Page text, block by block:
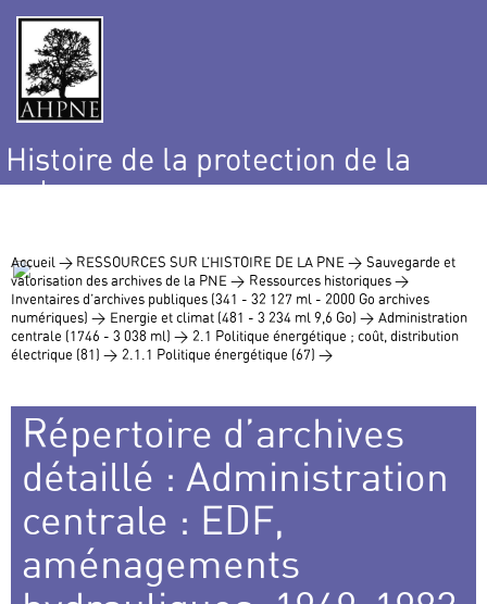
Histoire de la protection de la
nature
Accueil > RESSOURCES SUR L’HISTOIRE DE LA PNE > Sauvegarde et
valorisation des archives de la PNE > Ressources historiques >
Inventaires d’archives publiques (341 - 32 127 ml - 2000 Go archives
numériques) > Energie et climat (481 - 3 234 ml 9,6 Go) > Administration
centrale (1746 - 3 038 ml) > 2.1 Politique énergétique ; coût, distribution
électrique (81) > 2.1.1 Politique énergétique (67) >
Répertoire d’archives
détaillé : Administration
centrale : EDF,
aménagements